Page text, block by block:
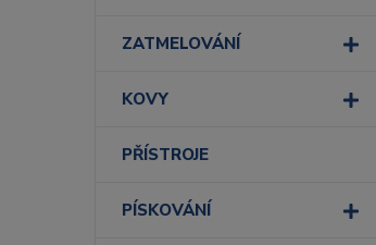
ZATMELOVÁNÍ
KOVY
PŘÍSTROJE
PÍSKOVÁNÍ